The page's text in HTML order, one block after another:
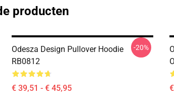
producten
Odesza Design Pullover Hoodie
RB0812
€ 39,51 - € 45,95
-20%